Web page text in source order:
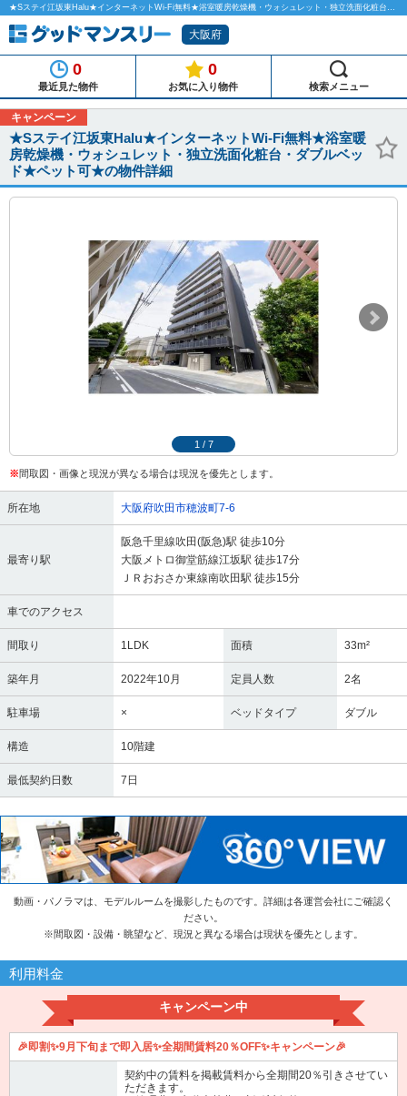
★Sステイ江坂東Halu★インターネットWi-Fi無料★浴室暖房乾燥機・ウォシュレット・独立洗面化粧台・ダブルベッド★ペット可★のマンスリーマンション物件詳細「グッドマンスリー」
大阪府
0
最近見た物件
0
お気に入り物件 検索メニュー
キャンペーン
★Sステイ江坂東Halu★インターネットWi-Fi無料★浴室暖
房乾燥機・ウォシュレット・独立洗面化粧台・ダブルベッ
ド★ペット可★の物件詳細
1 / 7
※間取図・画像と現況が異なる場合は現況を優先とします。
所在地 大阪府吹田市穂波町7-6
最寄り駅
阪急千里線吹田(阪急)駅 徒歩10分
大阪メトロ御堂筋線江坂駅 徒歩17分
ＪＲおおさか東線南吹田駅 徒歩15分
車でのアクセス
間取り 1LDK 面積 33m²
築年月 2022年10月 定員人数 2名
駐車場 × ベッドタイプ ダブル
構造 10階建
最低契約日数 7日
動画・パノラマは、モデルルームを撮影したものです。詳細は各運営会社にご確認く
ださい。
※間取図・設備・眺望など、現況と異なる場合は現状を優先とします。
利用料金
キャンペーン中
🎉即割✨9月下旬まで即入居✨全期間賃料20％OFF✨キャンペーン🎉
契約中の賃料を掲載賃料から全期間20％引きさせてい
ただきます。